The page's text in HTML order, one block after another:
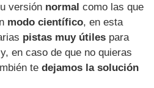
versión normal como las que
modo científico, en esta
pistas muy útiles para
en caso de que no quieras
tedejamos la solución